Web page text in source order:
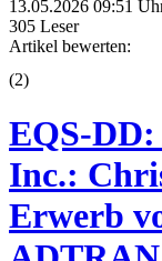
13.05.2026 09:51
305 Leser
Artikel bewerten:
(2)
EQS-
Inc.:
Erwerb